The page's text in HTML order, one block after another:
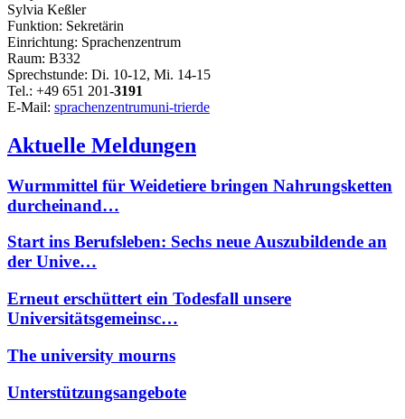
Sylvia Keßler
Funktion: Sekretärin
Einrichtung: Sprachenzentrum
Raum: B332
Sprechstunde: Di. 10-12, Mi. 14-15
Tel.: +49 651 201-3191
E-Mail: sprachenzentrumuni-trierde
Aktuelle Meldungen
Wurmmittel für Weidetiere bringen Nahrungsketten
durcheinand…
Start ins Berufsleben: Sechs neue Auszubildende an
der Unive…
Erneut erschüttert ein Todesfall unsere
Universitätsgemeinsc…
The university mourns
Unterstützungsangebote